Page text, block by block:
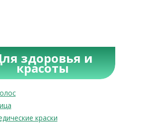
здоровья и
красоты
краски